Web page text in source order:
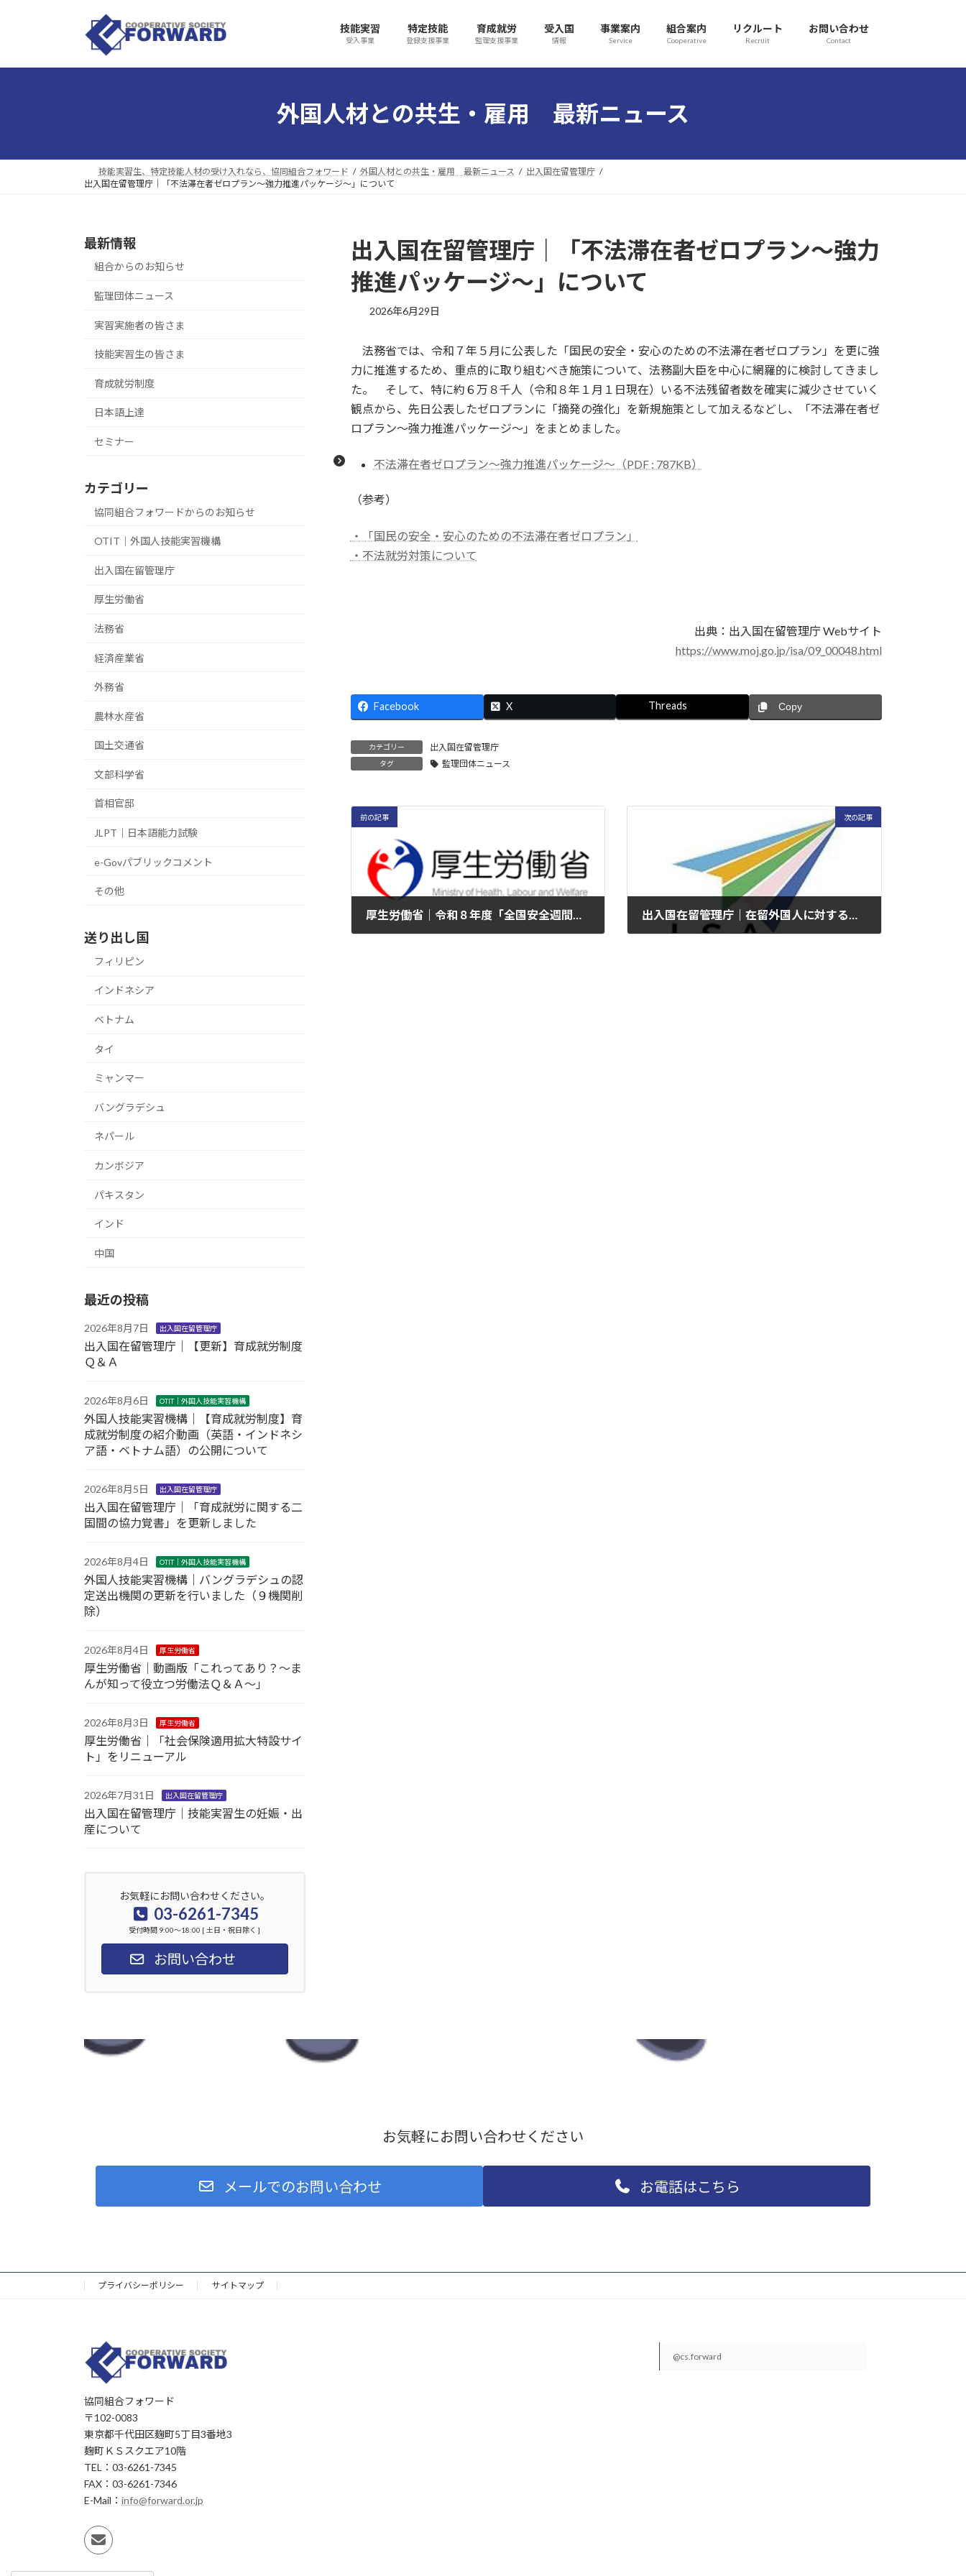
プ
動
技能実習
受入事業
特定技能
登録支援事業
育成就労
監理支援事業
受入国
情報
事業案内
Service
組合案内
Cooperative
リクルート
Recruit
お問い合わせ
Contact
外国人材との共生・雇用 最新ニュース
技能実習生、特定技能人材の受け入れなら、協同組合フォワード 外国人材との共生・雇用 最新ニュース
出入国在留管理庁
出入国在留管理庁｜「不法滞在者ゼロプラン～強力推進パッケージ～」について
出入国在留管理庁｜「不法滞在者ゼロプラン～強力
推進パッケージ～」について
2026年6月29日
新
日
:
法務省では、令和７年５月に公表した「国民の安全・安心のための不法滞在者ゼロプラン」を更に強
力に推進するため、重点的に取り組むべき施策について、法務副大臣を中心に網羅的に検討してきまし
た。 そして、特に約６万８千人（令和８年１月１日現在）いる不法残留者数を確実に減少させていく
観点から、先日公表したゼロプランに「摘発の強化」を新規施策として加えるなどし、「不法滞在者ゼ
ロプラン～強力推進パッケージ～」をまとめました。
不法滞在者ゼロプラン～強力推進パッケージ～（PDF : 787KB）
（参考）
・「国民の安全・安心のための不法滞在者ゼロプラン」
・不法就労対策について
出典：出入国在留管理庁 Webサイト
https://www.moj.go.jp/isa/09_00048.html
Facebook X Threads Copy
カテゴリー 出入国在留管理庁
タグ 監理団体ニュース
前の記事
厚生労働省｜令和８年度「全国安全週間」を７月に実施
次の記事
出入国在留管理庁｜在留外国人に対する基礎調査
最新情報
組合からのお知らせ
監理団体ニュース
実習実施者の皆さま
技能実習生の皆さま
育成就労制度
日本語上達
セミナー
カテゴリー
協同組合フォワードからのお知らせ
OTIT｜外国人技能実習機構
出入国在留管理庁
厚生労働省
法務省
経済産業省
外務省
農林水産省
国土交通省
文部科学省
首相官邸
JLPT｜日本語能力試験
e-Govパブリックコメント
その他
送り出し国
フィリピン
インドネシア
ベトナム
タイ
ミャンマー
バングラデシュ
ネパール
カンボジア
パキスタン
インド
中国
最近の投稿
2026年8月7日 出入国在留管理庁
出入国在留管理庁｜【更新】育成就労制度
Ｑ＆Ａ
2026年8月6日 OTIT｜外国人技能実習機構
外国人技能実習機構｜【育成就労制度】育
成就労制度の紹介動画（英語・インドネシ
ア語・ベトナム語）の公開について
2026年8月5日 出入国在留管理庁
出入国在留管理庁｜「育成就労に関する二
国間の協力覚書」を更新しました
2026年8月4日 OTIT｜外国人技能実習機構
外国人技能実習機構｜バングラデシュの認
定送出機関の更新を行いました（９機関削
除）
2026年8月4日 厚生労働省
厚生労働省｜動画版「これってあり？～ま
んが知って役立つ労働法Ｑ＆Ａ～」
2026年8月3日 厚生労働省
厚生労働省｜「社会保険適用拡大特設サイ
ト」をリニューアル
2026年7月31日 出入国在留管理庁
出入国在留管理庁｜技能実習生の妊娠・出
産について
お気軽にお問い合わせください。
03-6261-7345
受付時間 9:00～18:00 [ 土日・祝日除く ]
お問い合わせ
お気軽にお問い合わせください
メールでのお問い合わせ お電話はこちら
プライバシーポリシー サイトマップ
協同組合フォワード
〒102-0083
東京都千代田区麹町5丁目3番地3
麹町ＫＳスクエア10階
TEL：03-6261-7345
FAX：03-6261-7346
E-Mail： info@forward.or.jp
@cs.forward